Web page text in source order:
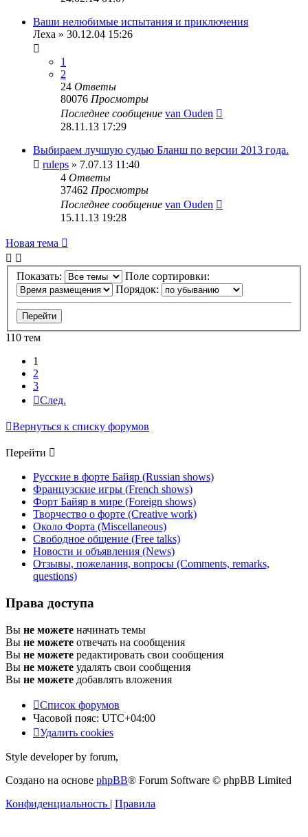
Ваши нелюбимые испытания и приключения
Леха » 30.12.04 15:26
1
2
24 Ответы
80076 Просмотры
Последнее сообщение van Ouden
28.11.13 17:29
Выбираем лучшую судью Бланш по версии 2013 года.
ruleps » 7.07.13 11:40
4 Ответы
37462 Просмотры
Последнее сообщение van Ouden
15.11.13 19:28
Новая тема
Показать:
Поле сортировки:
Порядок:
110 тем
1
2
3
След.
Вернуться к списку форумов
Перейти
Русские в форте Байяр (Russian shows)
Французские игры (French shows)
Форт Байяр в мире (Foreign shows)
Творчество о форте (Creative work)
Около Форта (Miscellaneous)
Свободное общение (Free talks)
Новости и объявления (News)
Отзывы, пожелания, вопросы (Comments, remarks,
questions)
Права доступа
Вы не можете начинать темы
Вы не можете отвечать на сообщения
Вы не можете редактировать свои сообщения
Вы не можете удалять свои сообщения
Вы не можете добавлять вложения
Список форумов
Часовой пояс: UTC+04:00
Удалить cookies
Style developer by forum,
Создано на основе phpBB® Forum Software © phpBB Limited
Конфиденциальность | Правила